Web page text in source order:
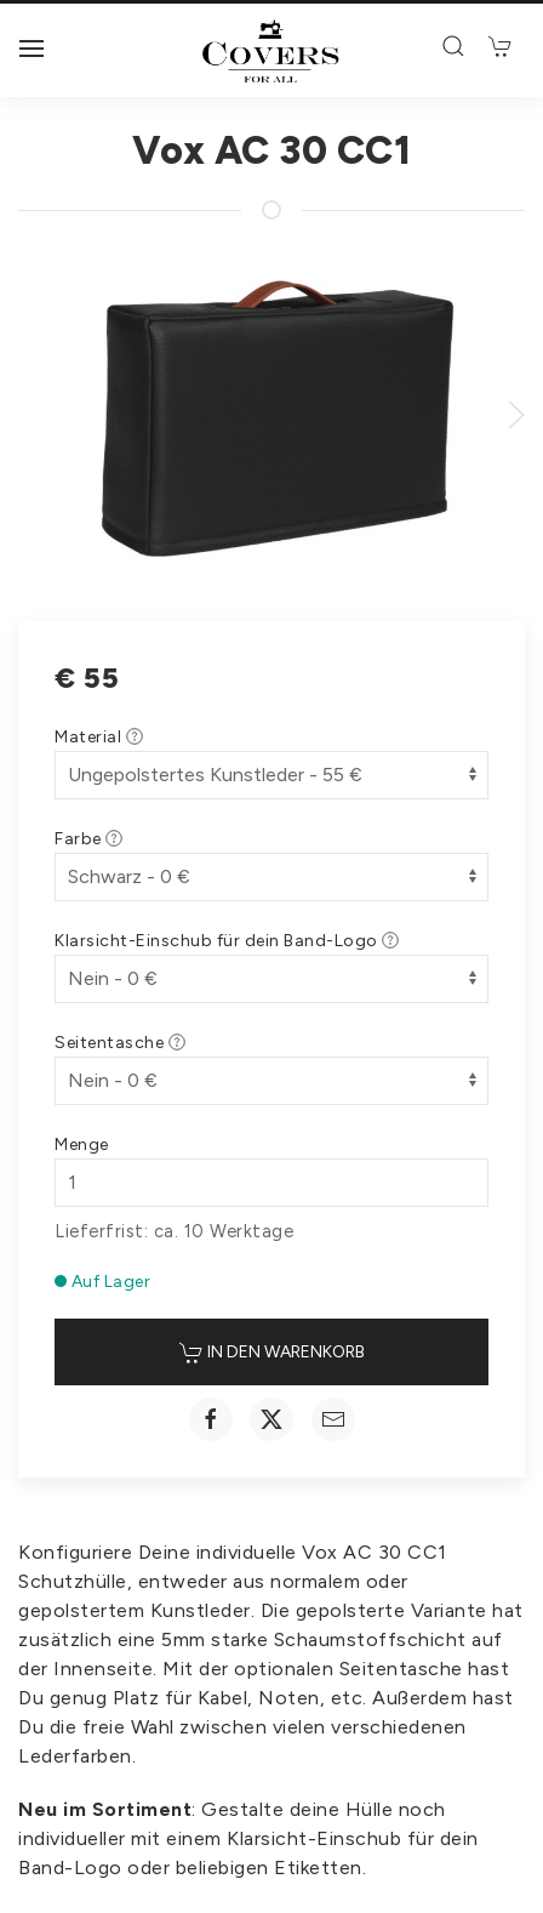
Vox AC 30 CC1
€ 55
Material
Farbe
Klarsicht-Einschub für dein Band-Logo
Seitentasche
Menge
Lieferfrist: ca. 10 Werktage
Auf Lager
IN DEN WARENKORB
Konfiguriere Deine individuelle Vox AC 30 CC1
Schutzhülle, entweder aus normalem oder
gepolstertem Kunstleder. Die gepolsterte Variante hat
zusätzlich eine 5mm starke Schaumstoffschicht auf
der Innenseite. Mit der optionalen Seitentasche hast
Du genug Platz für Kabel, Noten, etc. Außerdem hast
Du die freie Wahl zwischen vielen verschiedenen
Lederfarben.
Neu im Sortiment: Gestalte deine Hülle noch
individueller mit einem Klarsicht-Einschub für dein
Band-Logo oder beliebigen Etiketten.